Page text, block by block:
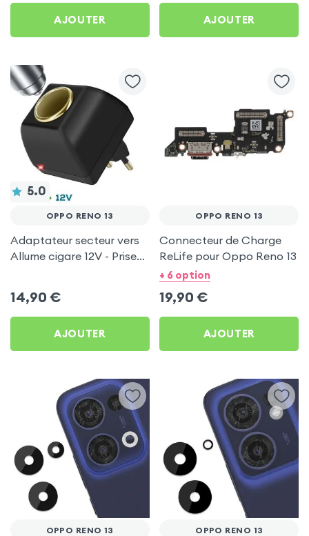
pour Oppo Reno 13
AJOUTER
Oppo Reno 13
AJOUTER
5.0
OPPO RENO 13
Adaptateur secteur vers
Allume cigare 12V - Prise
14,90 €
AJOUTER
OPPO RENO 13
Connecteur de Charge
ReLife pour Oppo Reno 13
+ 6 option
19,90 €
AJOUTER
OPPO RENO 13 OPPO RENO 13